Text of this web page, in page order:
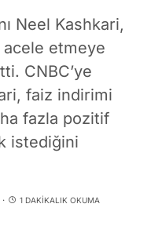
Neel Kashkari,
etmeye
CNBC’ye
faiz indirimi
fazla pozitif
istediğini
1 DAKIKALIK OKUMA